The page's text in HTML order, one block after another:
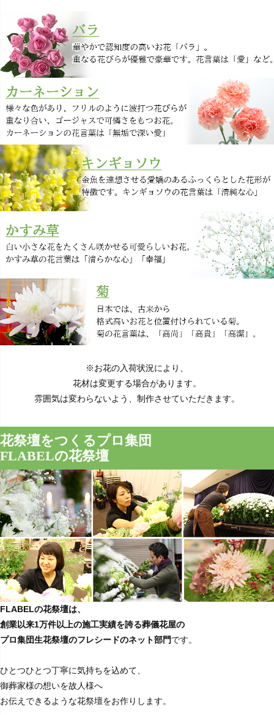
※お花の入荷状況により、
花材は変更する場合があります。
雰囲気は変わらないよう、制作させていただきます。
花祭壇をつくるプロ集団
FLABELの花祭壇
FLABELの花祭壇は、
創業以来1万件以上の施工実績を誇る葬儀花屋の
プロ集団生花祭壇のフレシードのネット部門です。
ひとつひとつ丁寧に気持ちを込めて、
御葬家様の想いを故人様へ
お伝えできるような花祭壇をお作りします。